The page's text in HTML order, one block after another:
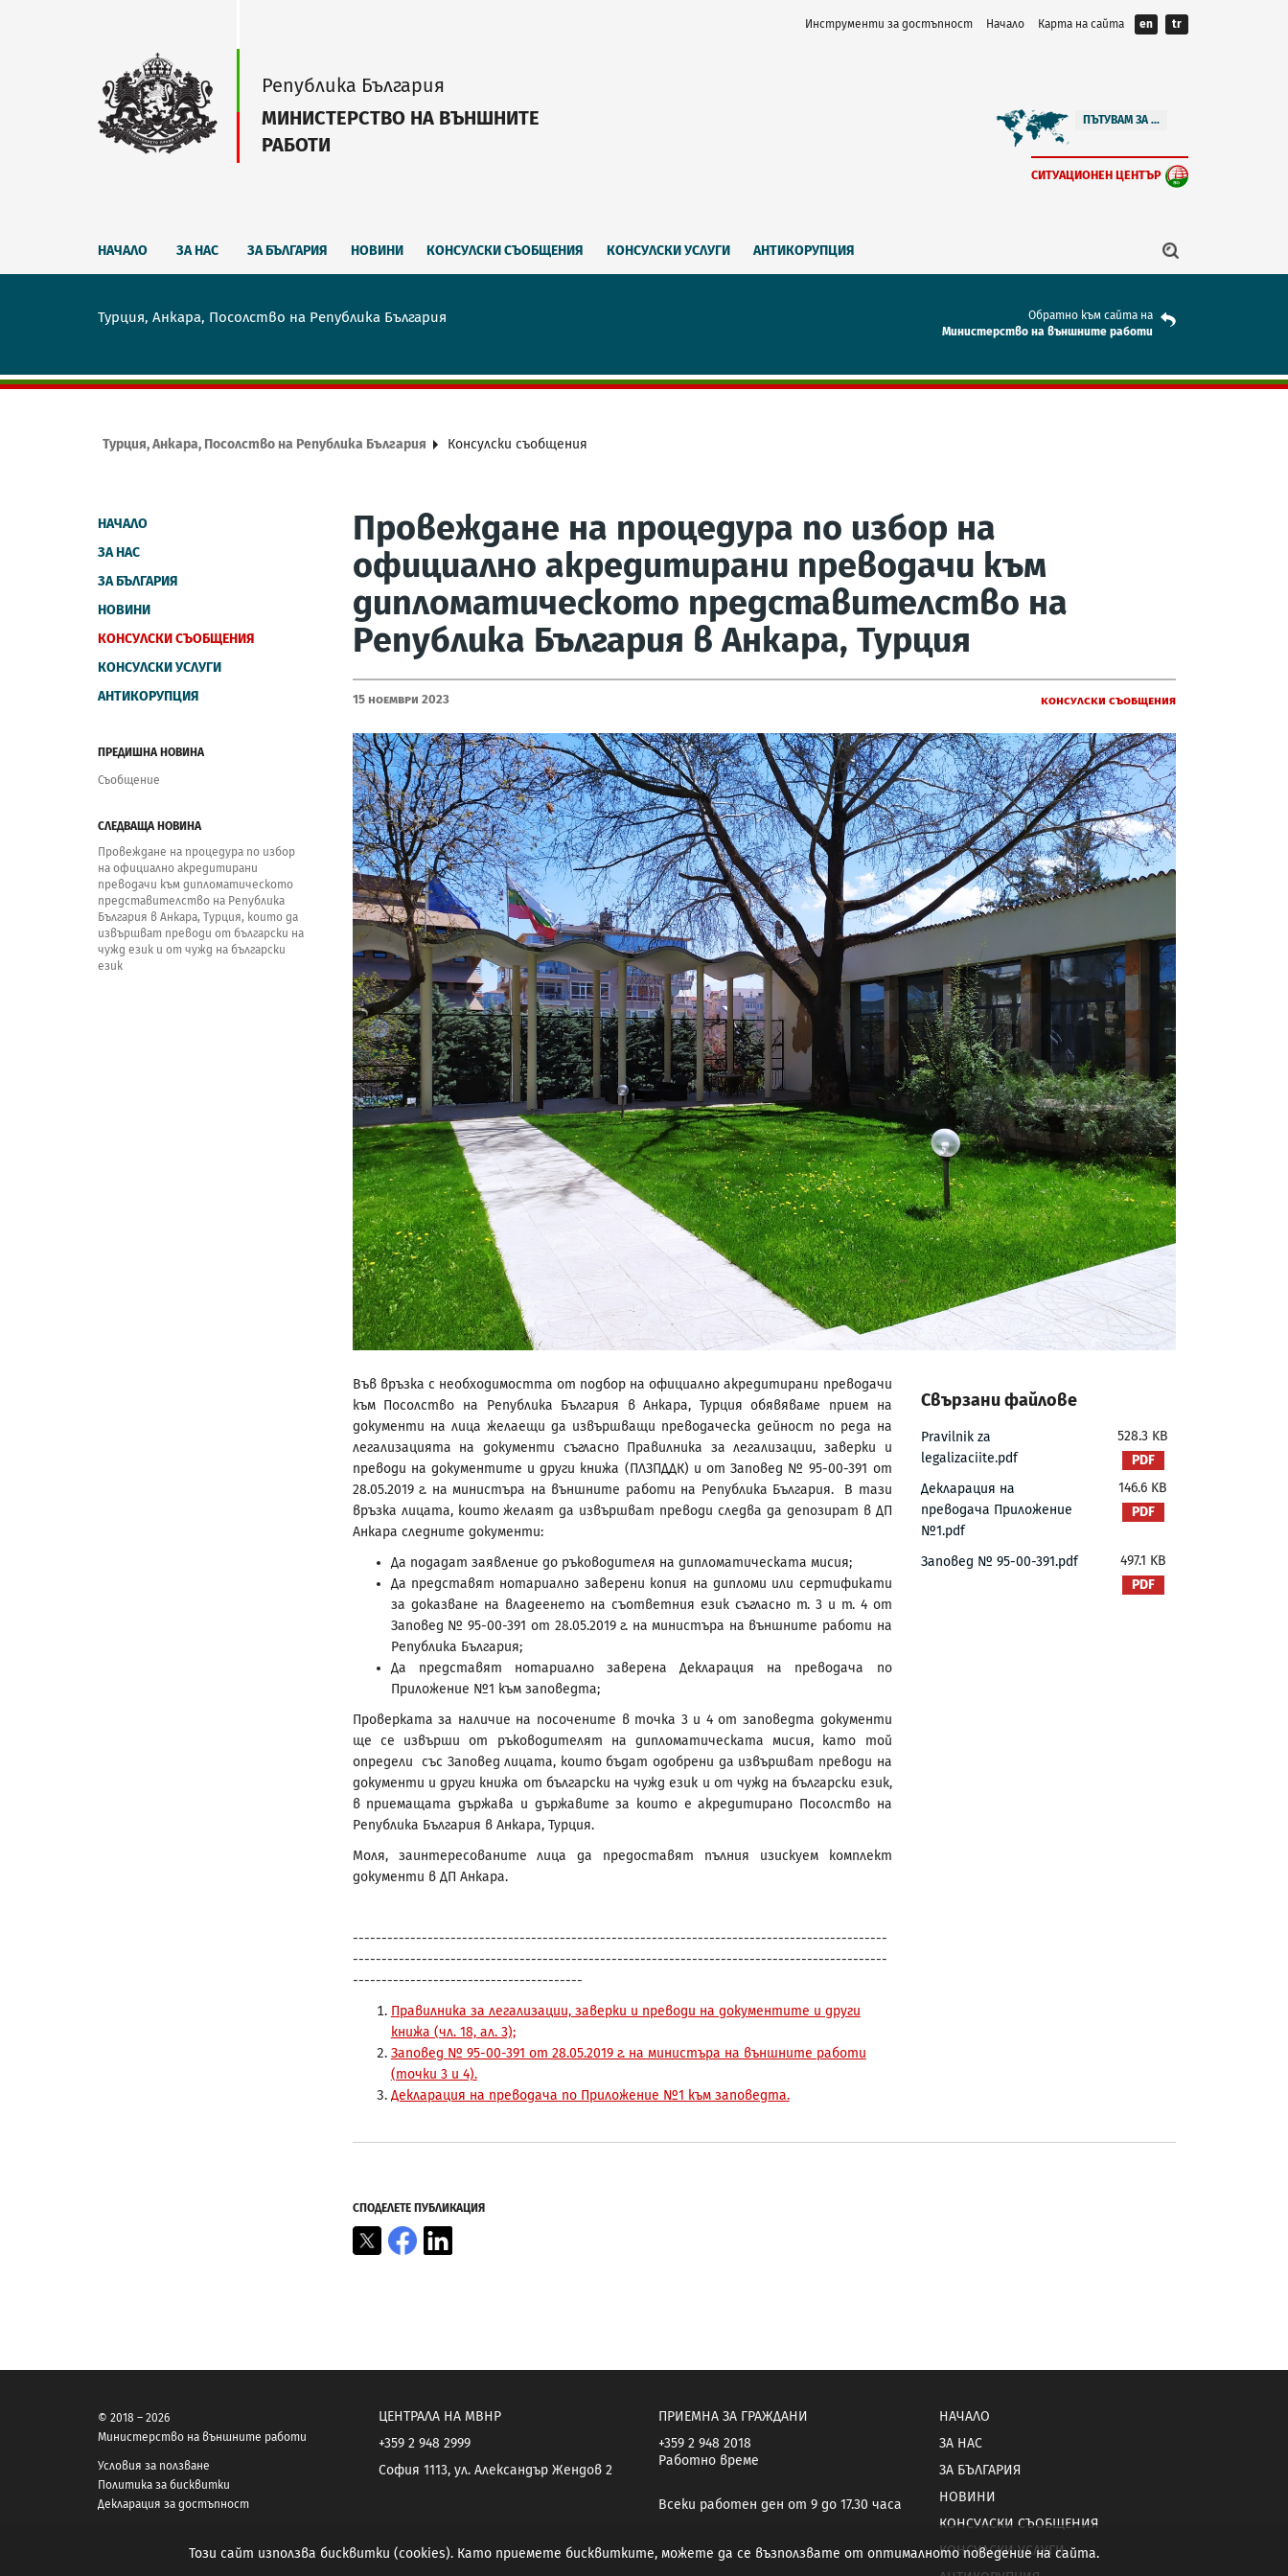
Инструменти за достъпност Начало Карта на сайта en tr
Република България
МИНИСТЕРСТВО НА ВЪНШНИТЕ
РАБОТИ
ПЪТУВАМ ЗА ...
СИТУАЦИОНЕН ЦЕНТЪР
НАЧАЛО ЗА НАС ЗА БЪЛГАРИЯ НОВИНИ КОНСУЛСКИ СЪОБЩЕНИЯ КОНСУЛСКИ УСЛУГИ АНТИКОРУПЦИЯ
Турция, Анкара, Посолство на Република България
Обратно към сайта на
Mинистерство на външните работи
Турция, Анкара, Посолство на Република България Консулски съобщения
НАЧАЛО
ЗА НАС
ЗА БЪЛГАРИЯ
НОВИНИ
КОНСУЛСКИ СЪОБЩЕНИЯ
КОНСУЛСКИ УСЛУГИ
АНТИКОРУПЦИЯ
ПРЕДИШНА НОВИНА
Съобщение
СЛЕДВАЩА НОВИНА
Провеждане на процедура по избор
на официално акредитирани
преводачи към дипломатическото
представителство на Република
България в Анкара, Турция, които да
извършват преводи от български на
чужд език и от чужд на български
език
Провеждане на процедура по избор на
официално акредитирани преводачи към
дипломатическото представителство на
Република България в Анкара, Турция
15 Ноември 2023 Консулски съобщения
Във връзка с необходимостта от подбор на официално акредитирани преводачи
към Посолство на Република България в Анкара, Турция обявяваме прием на
документи на лица желаещи да извършващи преводаческа дейност по реда на
легализацията на документи съгласно Правилника за легализации, заверки и
преводи на документите и други книжа (ПЛЗПДДК) и от Заповед № 95-00-391 от
28.05.2019 г. на министъра на външните работи на Република България. В тази
връзка лицата, които желаят да извършват преводи следва да депозират в ДП
Анкара следните документи:
Да подадат заявление до ръководителя на дипломатическата мисия;
Да представят нотариално заверени копия на дипломи или сертификати
за доказване на владеенето на съответния език съгласно т. 3 и т. 4 от
Заповед № 95-00-391 от 28.05.2019 г. на министъра на външните работи на
Република България;
Да представят нотариално заверена Декларация на преводача по
Приложение №1 към заповедта;
Проверката за наличие на посочените в точка 3 и 4 от заповедта документи
ще се извърши от ръководителят на дипломатическата мисия, като той
определи със Заповед лицата, които бъдат одобрени да извършват преводи на
документи и други книжа от български на чужд език и от чужд на български език,
в приемащата държава и държавите за които е акредитирано Посолство на
Република България в Анкара, Турция.
Моля, заинтересованите лица да предоставят пълния изискуем комплект
документи в ДП Анкара.
---------------------------------------------------------------------------------------------
---------------------------------------------------------------------------------------------
----------------------------------------
Правилника за легализации, заверки и преводи на документите и други
книжа (чл. 18, ал. 3);
Заповед № 95-00-391 от 28.05.2019 г. на министъра на външните работи
(точки 3 и 4).
Декларация на преводача по Приложение №1 към заповедта.
Свързани файлове
Pravilnik za
legalizaciite.pdf
528.3 KB
Декларация на
преводача Приложение
№1.pdf
146.6 KB
Заповед № 95-00-391.pdf 497.1 KB
СПОДЕЛЕТЕ ПУБЛИКАЦИЯ
X Facebook
© 2018 – 2026
Министерство на външните работи
Условия за ползване
Политика за бисквитки
Декларация за достъпност
ЦЕНТРАЛА НА МВНР
+359 2 948 2999
София 1113, ул. Александър Жендов 2
ПРИЕМНА ЗА ГРАЖДАНИ
+359 2 948 2018
Работно време
Всеки работен ден от 9 до 17.30 часа
НАЧАЛО
ЗА НАС
ЗА БЪЛГАРИЯ
НОВИНИ
КОНСУЛСКИ СЪОБЩЕНИЯ
КОНСУЛСКИ УСЛУГИ
Този сайт използва бисквитки (cookies). Като приемете бисквитките, можете да се възползвате от оптималното поведение на сайта.